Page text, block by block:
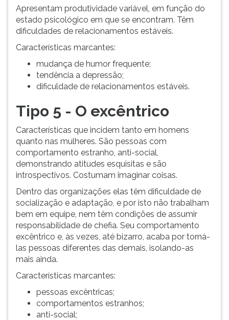
Apresentam produtividade variável, em função do
estado psicológico em que se encontram. Têm
dificuldades de relacionamentos estáveis.
Características marcantes:
mudança de humor frequente;
tendência a depressão;
dificuldade de relacionamentos estáveis.
Tipo 5 - O excêntrico
Características que incidem tanto em homens
quanto nas mulheres. São pessoas com
comportamento estranho, anti-social,
demonstrando atitudes esquisitas e são
introspectivos. Costumam imaginar coisas.
Dentro das organizações elas têm dificuldade de
socialização e adaptação, e por isto não trabalham
bem em equipe, nem têm condições de assumir
responsabilidade de chefia. Seu comportamento
excêntrico e, às vezes, até bizarro, acaba por torná-
las pessoas diferentes das demais, isolando-as
mais ainda.
Características marcantes:
pessoas excêntricas;
comportamentos estranhos;
anti-social;